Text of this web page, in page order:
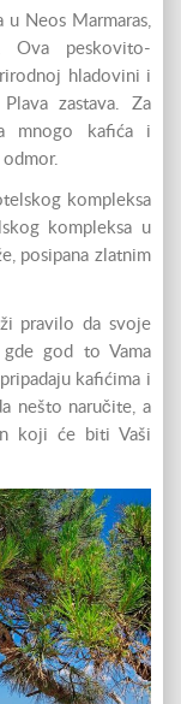
Neos Marmaras,
Ova peskovito-
hladovini i
zastava. Za
mnogo kafića i
kompleksa
kompleksa u
posipana zlatnim
pravilo da svoje
god to Vama
kafićima i
nešto naručite, a
koji će biti Vaši